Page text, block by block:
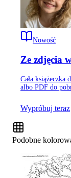
Nowość
Ze zdjęcia
Cała
albo PDF do
Wypróbuj teraz
Podobne